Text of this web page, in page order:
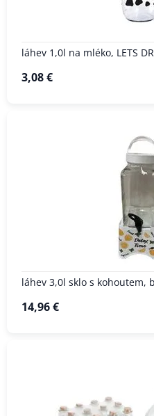
láhev 1,0l na mléko, LETS
3,08 €
láhev 3,0l sklo s kohoutem,
14,96 €